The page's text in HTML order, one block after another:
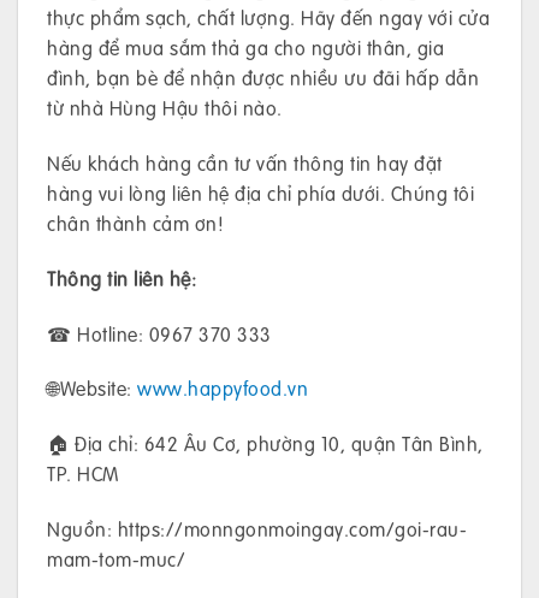
thực phẩm sạch, chất lượng. Hãy đến ngay với cửa
hàng để mua sắm thả ga cho người thân, gia
đình, bạn bè để nhận được nhiều ưu đãi hấp dẫn
từ nhà Hùng Hậu thôi nào.
Nếu khách hàng cần tư vấn thông tin hay đặt
hàng vui lòng liên hệ địa chỉ phía dưới. Chúng tôi
chân thành cảm ơn!
Thông tin liên hệ:
☎ Hotline: 0967 370 333
🌐Website: www.happyfood.vn
🏠 Địa chỉ: 642 Âu Cơ, phường 10, quận Tân Bình,
TP. HCM
Nguồn: https://monngonmoingay.com/goi-rau-
mam-tom-muc/